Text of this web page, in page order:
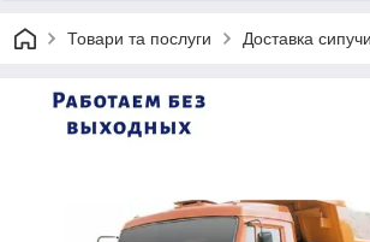
Товари та послуги Доставка